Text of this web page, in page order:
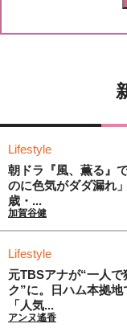
Lifestyle
朝ドラ『風、薫る』
のに色気がダダ漏れ
歳・...
加賀谷健
Lifestyle
元TBSアナが“一人で
ク”に。日ハム本拠地
「人気...
アンヌ遙香